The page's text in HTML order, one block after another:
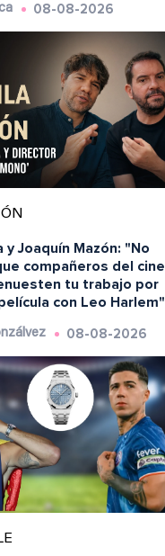
08-08-2026
y Joaquín Mazón: "No
compañeros del cine
tu trabajo por
con Leo Harlem"
08-08-2026